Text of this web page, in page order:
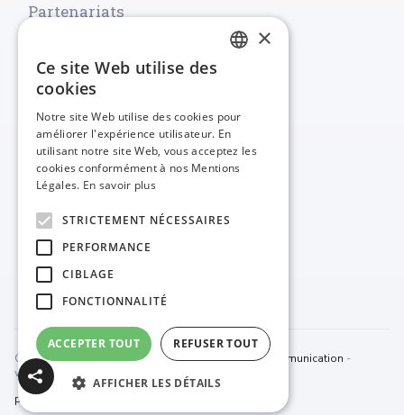
Partenariats
Copyright ® 2020 -Pasol Interactive - Agence de communication -
www.pasolinteractive.com
Politique de Confidentialité
×
Ce site Web utilise des
cookies
Notre site Web utilise des cookies pour
améliorer l'expérience utilisateur. En
utilisant notre site Web, vous acceptez les
cookies conformément à nos Mentions
Légales. En savoir plus
STRICTEMENT NÉCESSAIRES
PERFORMANCE
CIBLAGE
FONCTIONNALITÉ
ACCEPTER TOUT REFUSER TOUT
AFFICHER LES DÉTAILS